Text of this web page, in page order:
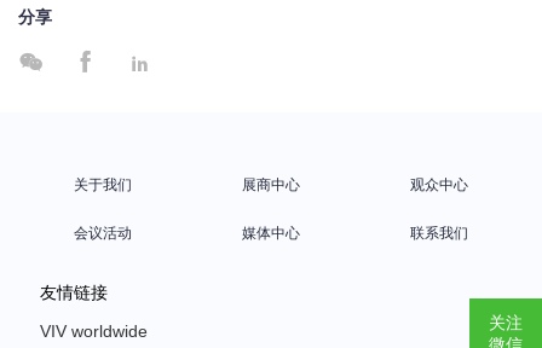
关注
分享
  
关于我们 展商中心 观众中心
会议活动 媒体中心 联系我们
友情链接
VIV worldwide